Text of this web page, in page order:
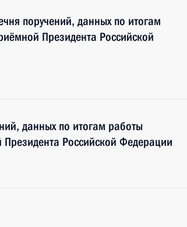
поручений, данных по итогам
Президента Российской
данных по итогам работы
Российской Федерации